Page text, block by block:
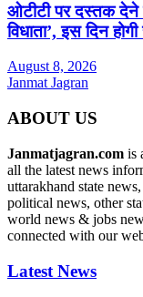
ओटीटी पर दस्तक देने
विधाता’, इस दिन
August 8, 2026
Janmat Jagran
ABOUT US
Janmatjagran.com is
all the latest news
uttarakhand state
political news, other
world news & jobs
connected with our
Latest News